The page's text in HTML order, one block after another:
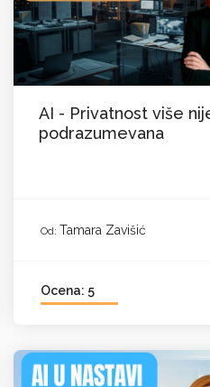
AI - Privatnost više
podrazumevana
Od: Tamara Zavišić
Ocena: 5